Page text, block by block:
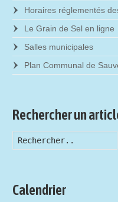
Horaires réglementés
Le Grain de Sel en ligne
Salles municipales
Plan Communal de
Rechercher un
Calendrier